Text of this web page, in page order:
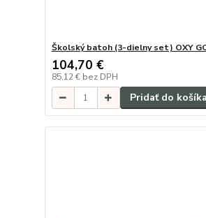
Školský batoh (3-dielny set) OXY
104,70 €
85,12 € bez DPH
Pridať do košíka